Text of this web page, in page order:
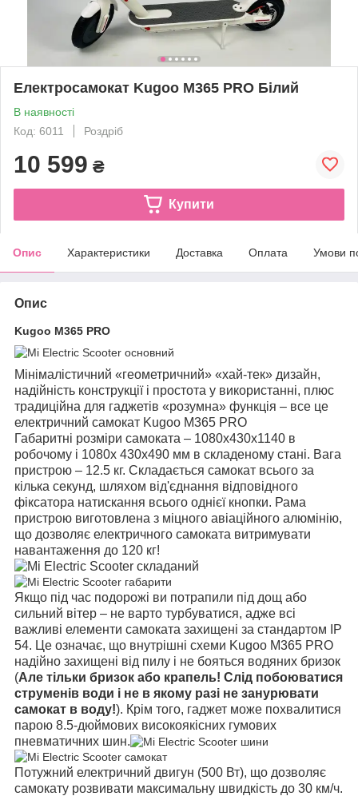
Електросамокат Kugoo M365 PRO Білий
В наявності
Код: 6011
Роздріб
10 599 ₴
Купити
Опис Характеристики Доставка Оплата Умови
Опис
Kugoo M365 PRO
Мінімалістичний «геометричний» «хай-тек» дизайн,
надійність конструкції і простота у використанні, плюс
традиційна для гаджетів «розумна» функція – все це
електричний самокат Kugoo M365 PRO
Габаритні розміри самоката – 1080х430х1140 в
робочому і 1080х 430х490 мм в складеному стані. Вага
пристрою – 12.5 кг. Складається самокат всього за
кілька секунд, шляхом від'єднання відповідного
фіксатора натискання всього однієї кнопки. Рама
пристрою виготовлена з міцного авіаційного алюмінію,
що дозволяє електричного самоката витримувати
навантаження до 120 кг!
Якщо під час подорожі ви потрапили під дощ або
сильний вітер – не варто турбуватися, адже всі
важливі елементи самоката захищені за стандартом IP
54. Це означає, що внутрішні схеми Kugoo M365 PRO
надійно захищені від пилу і не бояться водяних бризок
(Але тільки бризок або крапель! Слід побоюватися
струменів води і не в якому разі не занурювати
самокат в воду!). Крім того, гаджет може похвалитися
парою 8.5-дюймових високоякісних гумових
пневматичних шин.
Потужний електричний двигун (500 Вт), що дозволяє
самокату розвивати максимальну швидкість до 30 км/ч.